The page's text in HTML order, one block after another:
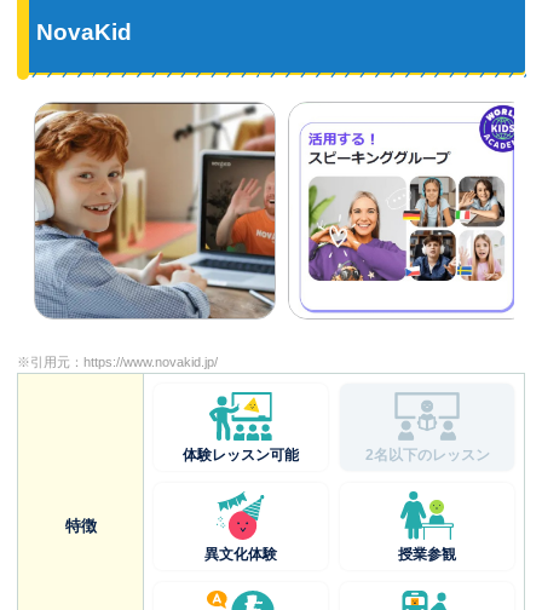
NovaKid
※引用元： https://www.novakid.jp/
特徴
体験レッスン可能 2名以下のレッスン
異文化体験 授業参観